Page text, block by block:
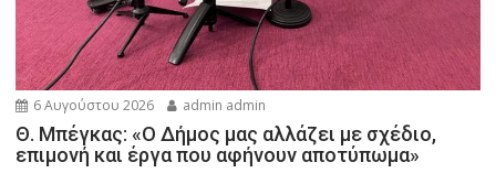
6 Αυγούστου 2026 admin admin
Θ. Μπέγκας: «Ο Δήμος μας αλλάζει με σχέδιο,
επιμονή και έργα που αφήνουν αποτύπωμα»